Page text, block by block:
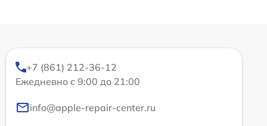
+7 (861) 212-36-12
Ежедневно с 9:00 до 21:00
info@apple-repair-center.ru